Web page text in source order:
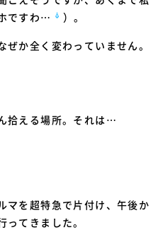
ですわ…
）。
か全く変わっていません。
拾える場所。それは…
マを超特急で片付け、午後か
てきました。